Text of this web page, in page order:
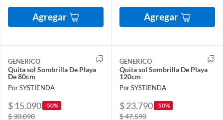
Agregar Agregar
GENERICO
Quita sol Sombrilla De Playa
De 80cm
Por SYSTIENDA
$ 15.090 -50%
$ 30.090
GENERICO
Quita sol Sombrilla De Playa
120cm
Por SYSTIENDA
$ 23.790 -50%
$ 47.590